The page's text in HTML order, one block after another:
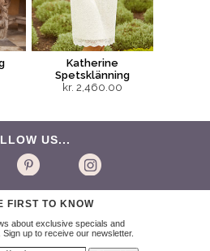
Katherine
Spetsklänning
kr. 2,460.00
US...
FIRST TO KNOW
about exclusive specials and
up to receive our newsletter.